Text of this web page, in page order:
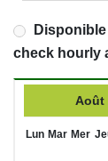
Disponible
check hourly
Août
Lun Mar Mer